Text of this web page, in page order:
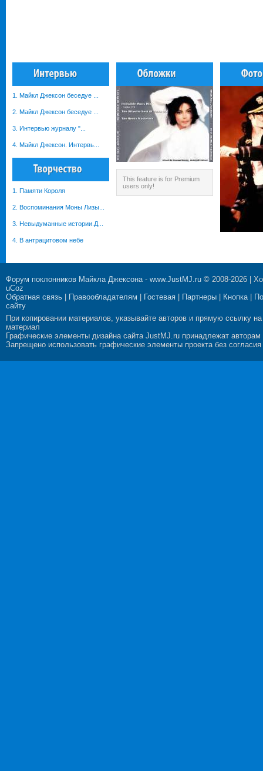
1. Майкл Джексон беседуе ...
2. Майкл Джексон беседуе ...
3. Интервью журналу "...
4. Майкл Джексон. Интервь...
1. Памяти Короля
2. Воспоминания Моны Лизы...
3. Невыдуманные истории.Д...
4. В антрацитовом небе
This feature is for Premium
users only!
Форум поклонников Майкла Джексона- www.JustMJ.ru © 2008-2026 |
uCoz
Обратная связь
Правообладателям Гостевая Партнеры Кнопка|
сайту
При копировании материалов, указывайте авторов и прямую ссылку на
материал
Графические элементы дизайна сайта JustMJ.ru принадлежат авторам
Запрещено использовать графические элементы проекта без согласия